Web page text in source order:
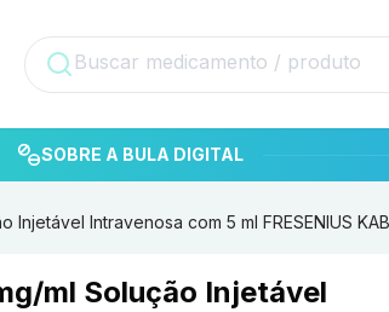
SOBRE A BULA DIGITAL
Intravenosa com 5 ml FRESENIUS
ml Solução Injetável